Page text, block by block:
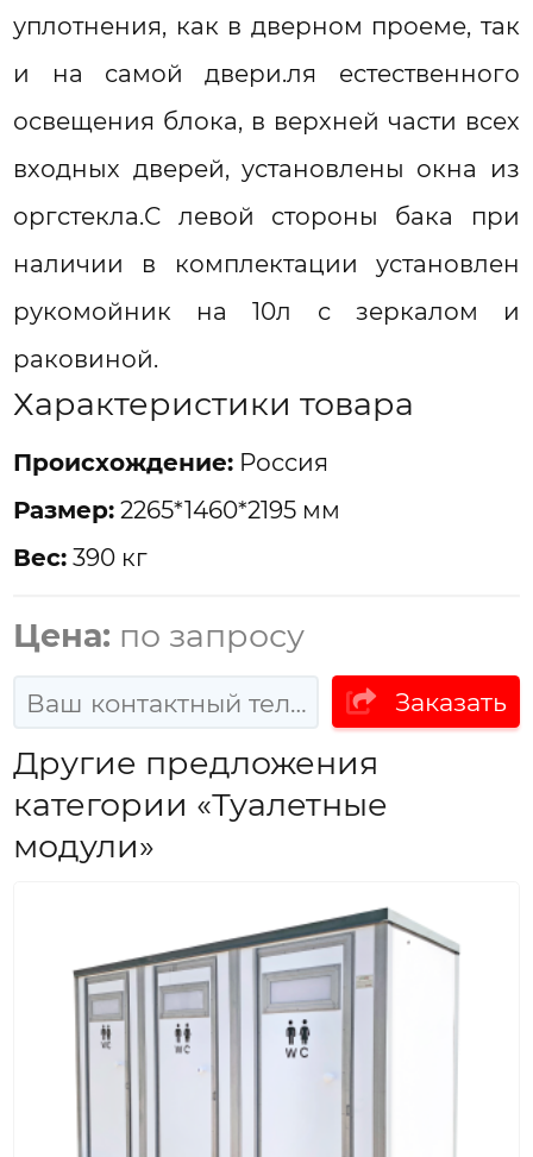
уплотнения, как в дверном проеме, так
и на самой двери.ля естественного
освещения блока, в верхней части всех
входных дверей, установлены окна из
оргстекла.С левой стороны бака при
наличии в комплектации установлен
рукомойник на 10л с зеркалом и
раковиной.
Характеристики товара
Проиcхождение: Россия
Размер: 2265*1460*2195 мм
Вес: 390 кг
Цена: по запросу
Заказать
Другие предложения
категории «Туалетные
модули»